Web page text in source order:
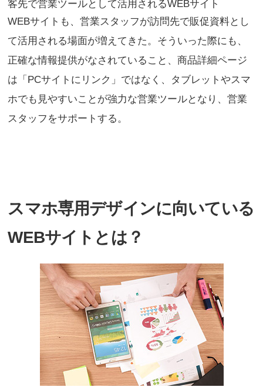
客先で営業ツールとして活用されるWEBサイト
WEBサイトも、営業スタッフが訪問先で販促資料とし
て活用される場面が増えてきた。そういった際にも、
正確な情報提供がなされていること、商品詳細ページ
は「PCサイトにリンク」ではなく、タブレットやスマ
ホでも見やすいことが強力な営業ツールとなり、営業
スタッフをサポートする。
スマホ専用デザインに向いている
WEBサイトとは？